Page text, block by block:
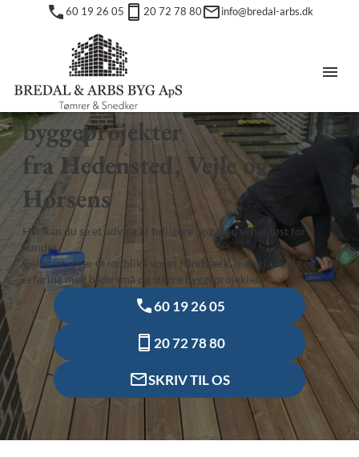
60 19 26 05 20 72 78 80 info@bredal-arbs.dk
BREDAL & ARBS BYG APS
Se tidligere tømrer- og
byggeprojekter
fra Hedensted, Vejle og
Horsens
Her kan du se et udvalg af tidligere opgaver, vi har løst for
kunder.
Galleriet giver et indblik i vores håndværk, materialevalg og
erfaring med både små og større byggeprojekter.
60 19 26 05
20 72 78 80
SKRIV TIL OS